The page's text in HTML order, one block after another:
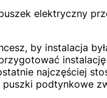
elektryczny
by instalacja
najczęściej
puszki podtynkowe